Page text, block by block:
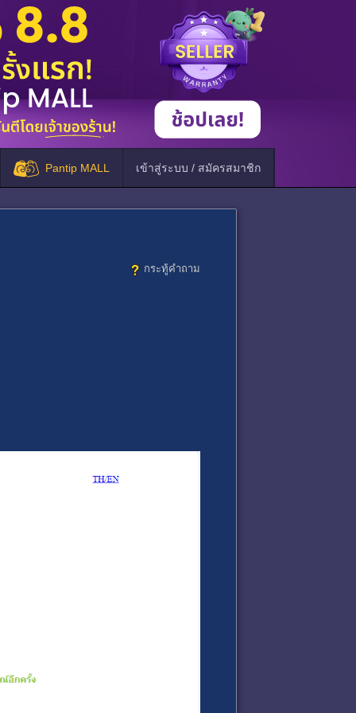
Pantip MALL เข้าสู่ระบบ / สมัครสมาชิก
กระทู้คำถาม